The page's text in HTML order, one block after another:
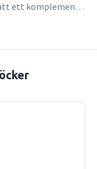
ett komplement